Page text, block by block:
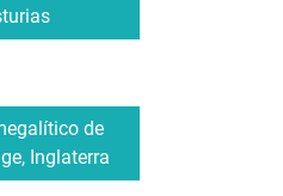
de
Inglaterra